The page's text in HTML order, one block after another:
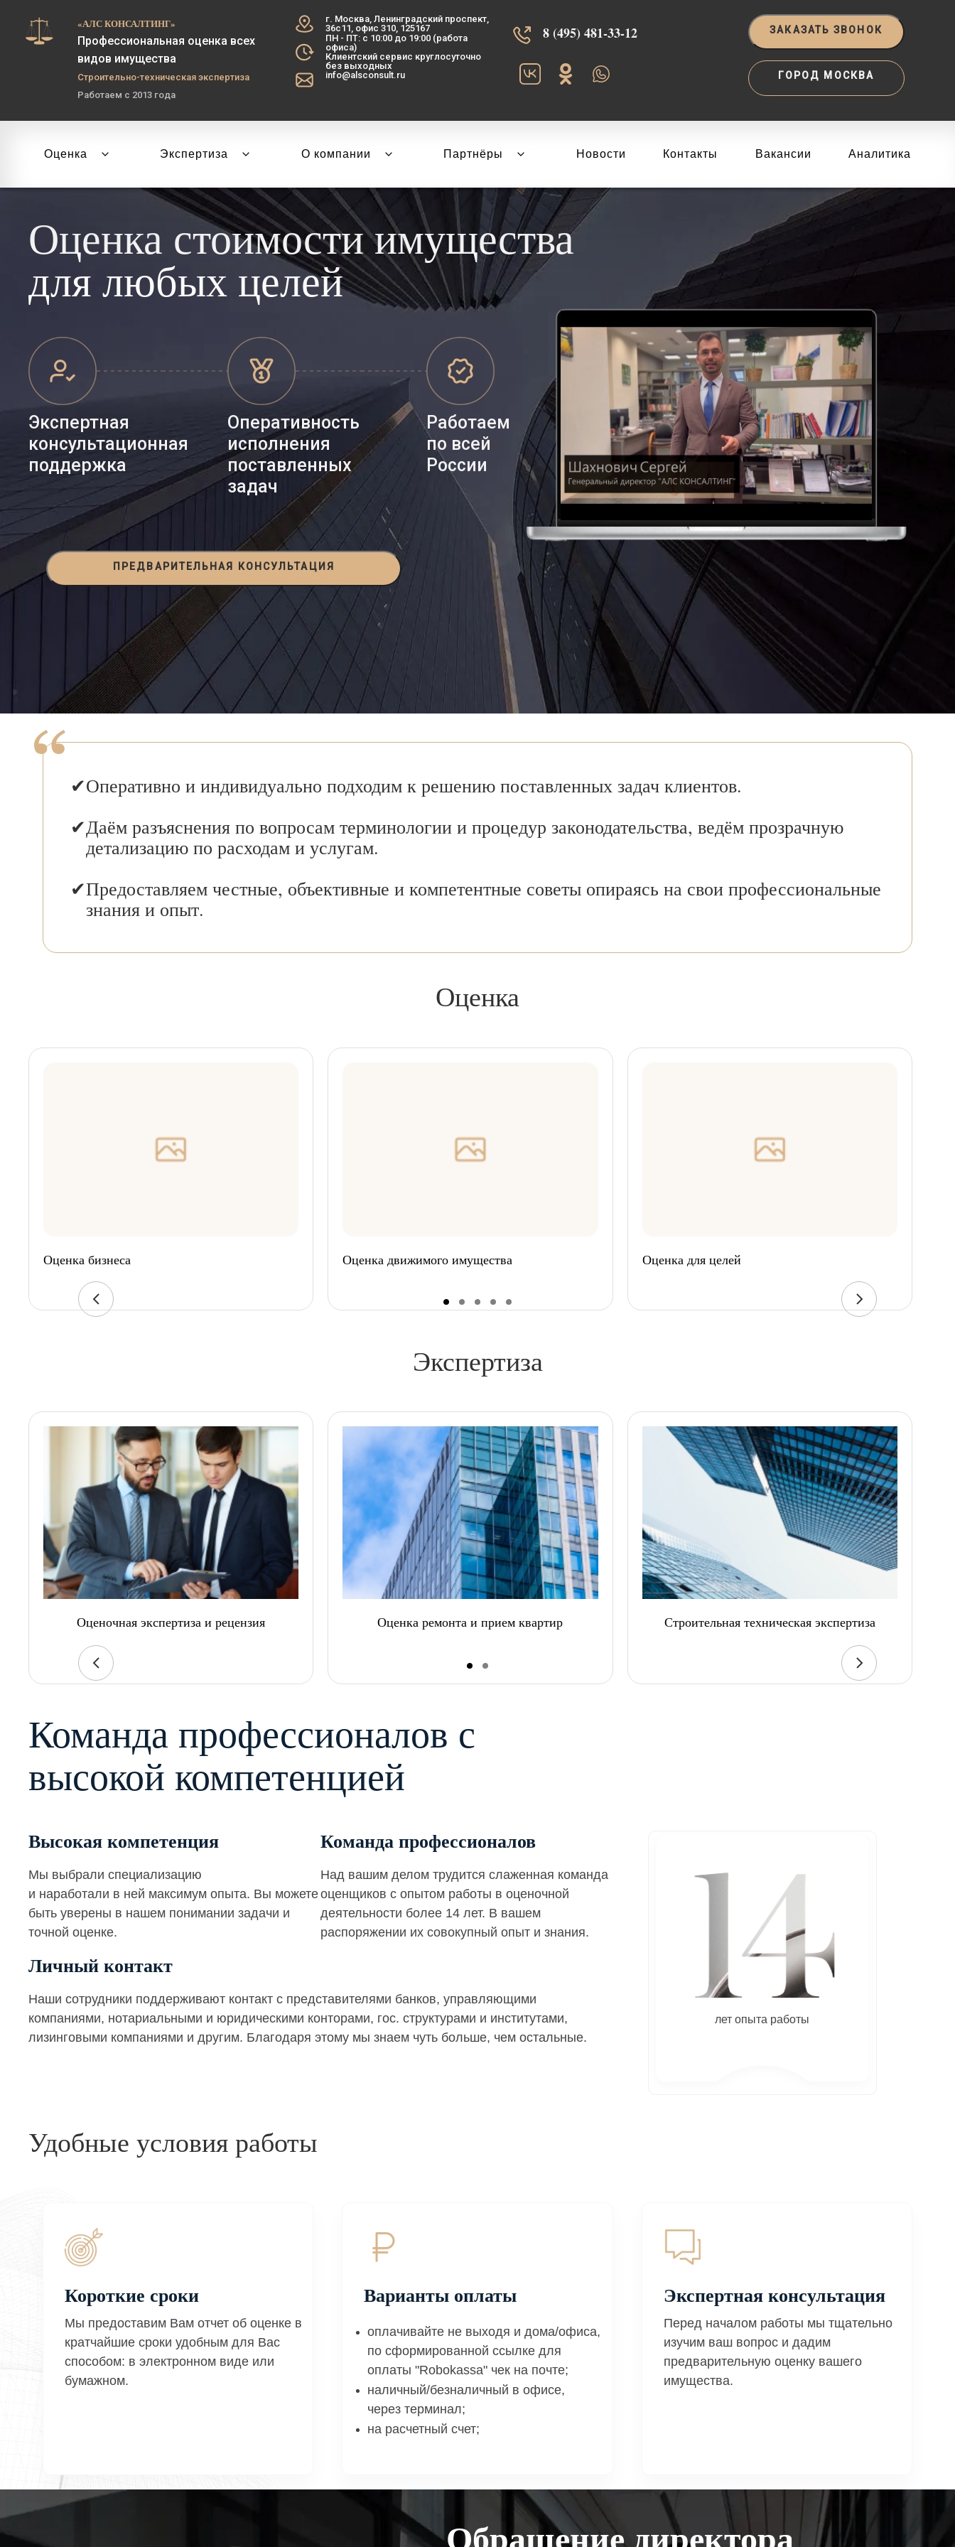
«АЛС КОНСАЛТИНГ»
Профессиональная оценка всех
видов имущества
Строительно-техническая экспертиза
Работаем с 2013 года
г. Москва, Ленинградский проспект,
36с11, офис 310, 125167
ПН - ПТ: с 10:00 до 19:00 (работа
офиса)
Клиентский сервис круглосуточно
без выходных
info@alsconsult.ru
8 (495) 481-33-12‬‬ ЗАКАЗАТЬ ЗВОНОК
ГОРОД МОСКВА
Оценка Экспертиза О компании Партнёры Новости Контакты Вакансии Аналитика
Оценка стоимости имущества
для любых целей
Экспертная
консультационная
поддержка
Оперативность
исполнения
поставленных
задач
Работаем
по всей
России
ПРЕДВАРИТЕЛЬНАЯ КОНСУЛЬТАЦИЯ
Оперативно и индивидуально подходим к решению поставленных задач клиентов.
Даём разъяснения по вопросам терминологии и процедур законодательства, ведём прозрачную
детализацию по расходам и услугам.
Предоставляем честные, объективные и компетентные советы опираясь на свои профессиональные
знания и опыт.
Оценка
Оценка бизнеса Оценка движимого имущества Оценка для целей
Экспертиза
Оценочная экспертиза и рецензия Оценка ремонта и прием квартир Строительная техническая экспертиза
Команда профессионалов с
высокой компетенцией
Высокая компетенция
Мы выбрали специализацию
и наработали в ней максимум опыта. Вы можете
быть уверены в нашем понимании задачи и
точной оценке.
Команда профессионалов
Над вашим делом трудится слаженная команда
оценщиков с опытом работы в оценочной
деятельности более 14 лет. В вашем
распоряжении их совокупный опыт и знания.
Личный контакт
Наши сотрудники поддерживают контакт с представителями банков, управляющими
компаниями, нотариальными и юридическими конторами, гос. структурами и институтами,
лизинговыми компаниями и другим. Благодаря этому мы знаем чуть больше, чем остальные.
лет опыта работы
Удобные условия работы
Короткие сроки
Мы предоставим Вам отчет об оценке в
кратчайшие сроки удобным для Вас
способом: в электронном виде или
бумажном.
Варианты оплаты
оплачивайте не выходя и дома/офиса,
по сформированной ссылке для
оплаты "Robokassa" чек на почте;
наличный/безналичный в офисе,
через терминал;
на расчетный счет;
Экспертная консультация
Перед началом работы мы тщательно
изучим ваш вопрос и дадим
предварительную оценку вашего
имущества.
Обращение директора